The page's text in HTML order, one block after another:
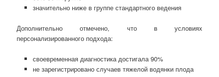
значительно ниже в группе стандартного ведения
Дополнительно отмечено, что в условиях
персонализированного подхода:
своевременная диагностика достигала 90%
не зарегистрировано случаев тяжелой водянки плода